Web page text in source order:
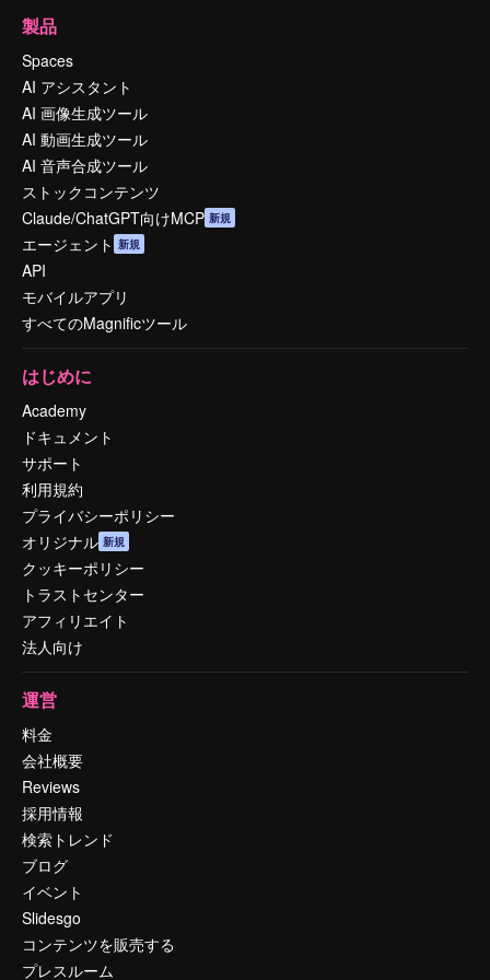
製品
Spaces
AI アシスタント
AI 画像生成ツール
AI 動画生成ツール
AI 音声合成ツール
ストックコンテンツ
Claude/ChatGPT向けMCP 新規
エージェント 新規
API
モバイルアプリ
すべてのMagnificツール
はじめに
Academy
ドキュメント
サポート
利用規約
プライバシーポリシー
オリジナル 新規
クッキーポリシー
トラストセンター
アフィリエイト
法人向け
運営
料金
会社概要
Reviews
採用情報
検索トレンド
ブログ
イベント
Slidesgo
コンテンツを販売する
プレスルーム